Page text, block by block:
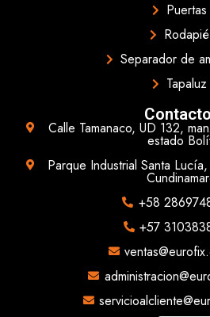
Puertas
Rodapié
Separador de
Tapaluz
Contacto
Calle Tamanaco, UD 132,
estado
Parque Industrial Santa
+58
+57